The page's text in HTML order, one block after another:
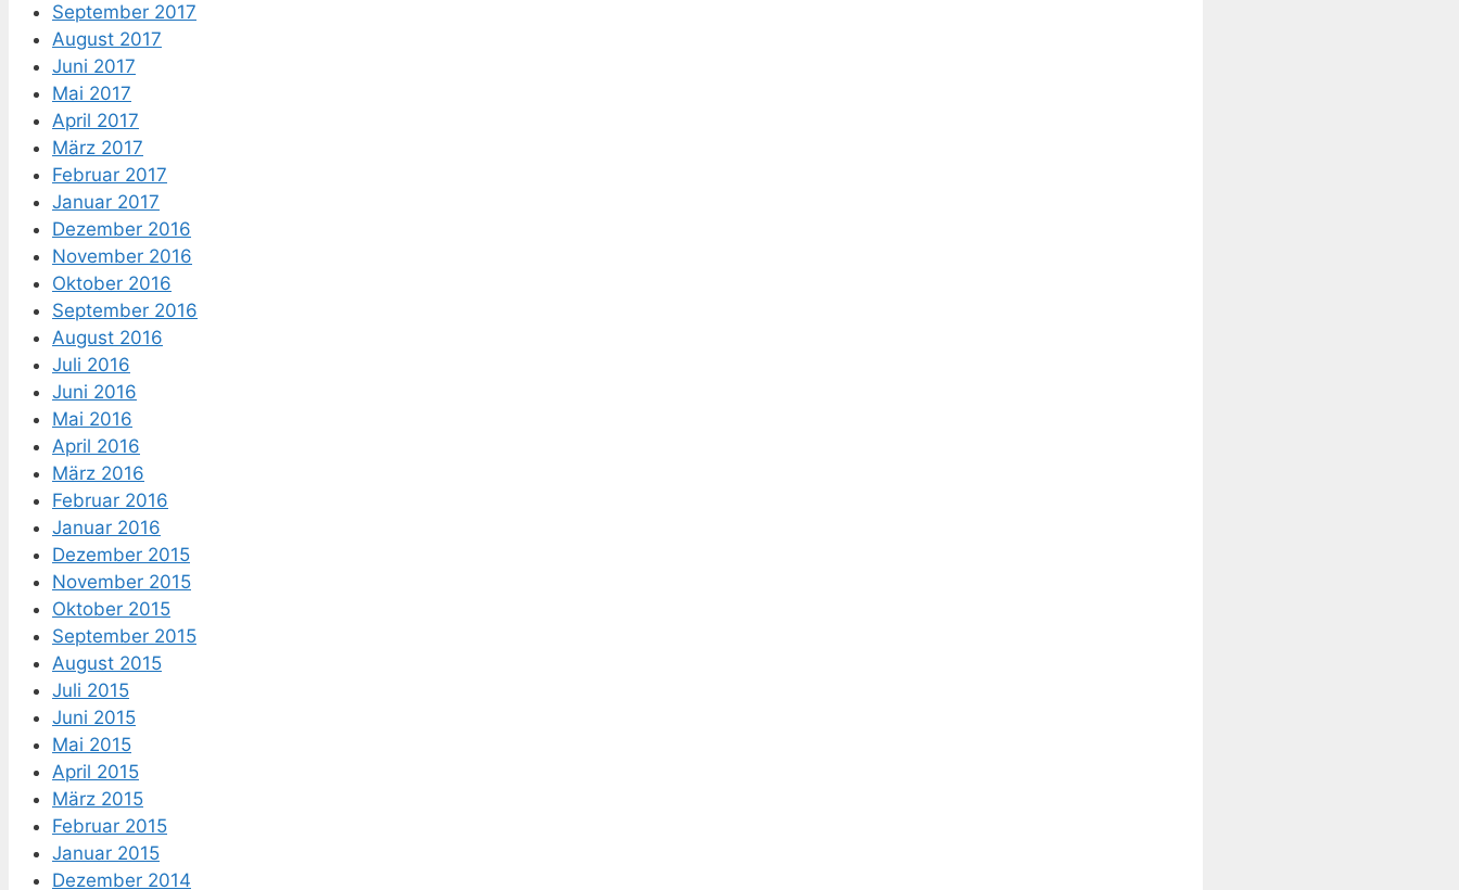
September 2017
August 2017
Juni 2017
Mai 2017
April 2017
März 2017
Februar 2017
Januar 2017
Dezember 2016
November 2016
Oktober 2016
September 2016
August 2016
Juli 2016
Juni 2016
Mai 2016
April 2016
März 2016
Februar 2016
Januar 2016
Dezember 2015
November 2015
Oktober 2015
September 2015
August 2015
Juli 2015
Juni 2015
Mai 2015
April 2015
März 2015
Februar 2015
Januar 2015
Dezember 2014